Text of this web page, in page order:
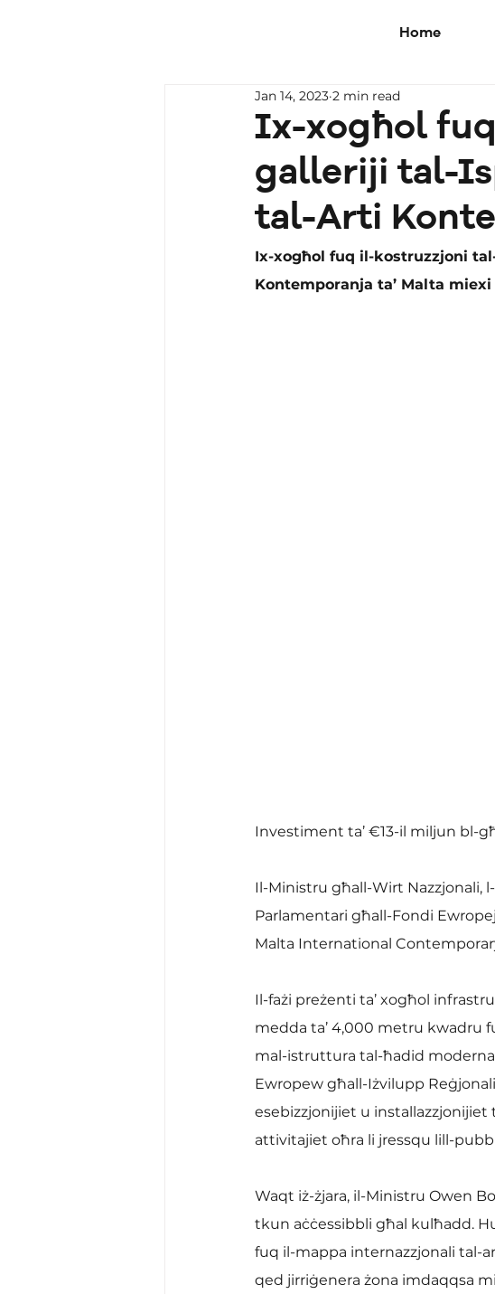
Home
Ix-xogħol
galleriji tal-
tal-Arti
Jan 14, 2023 2 min read
Ix-xogħol fuq il-kostruzzjoni
Kontemporanja ta’ Malta
Investiment ta’ €13-il miljun bl-
Il-Ministru għall-Wirt Nazzjonali,
Parlamentari għall-Fondi
Malta International
Il-fażi preżenti ta’ xogħol
medda ta’ 4,000 metru kwadru
mal-istruttura tal-ħadid
Ewropew għall-Iżvilupp
esebizzjonijiet u
attivitajiet oħra li jressqu lill-
Waqt iż-żjara, il-Ministru Owen
tkun aċċessibbli għal kulħadd.
fuq il-mappa internazzjonali tal-
qed jirriġenera żona imdaqqsa